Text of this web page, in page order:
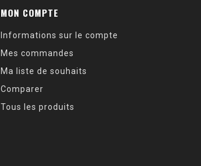
MON COMPTE
Informations sur le compte
Mes commandes
Ma liste de souhaits
Comparer
Tous les produits